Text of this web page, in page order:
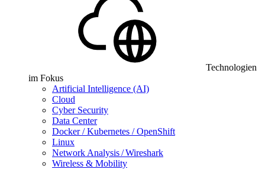
Technologien
im Fokus
Artificial Intelligence (AI)
Cloud
Cyber Security
Data Center
Docker / Kubernetes / OpenShift
Linux
Network Analysis / Wireshark
Wireless & Mobility